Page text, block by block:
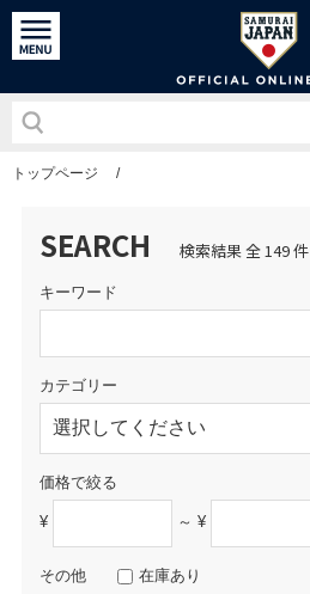
トップページ /
SEARCH 検索結果 全 149 件
キーワード
カテゴリー
価格で絞る
¥ ～ ¥
その他 在庫あり